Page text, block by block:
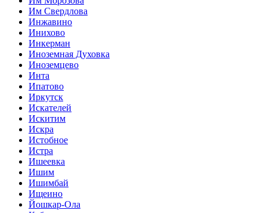
Им Свердлова
Инжавино
Инихово
Инкерман
Иноземная Духовка
Иноземцево
Инта
Ипатово
Иркутск
Искателей
Искитим
Искра
Истобное
Истра
Ишеевка
Ишим
Ишимбай
Ищеино
Йошкар-Ола